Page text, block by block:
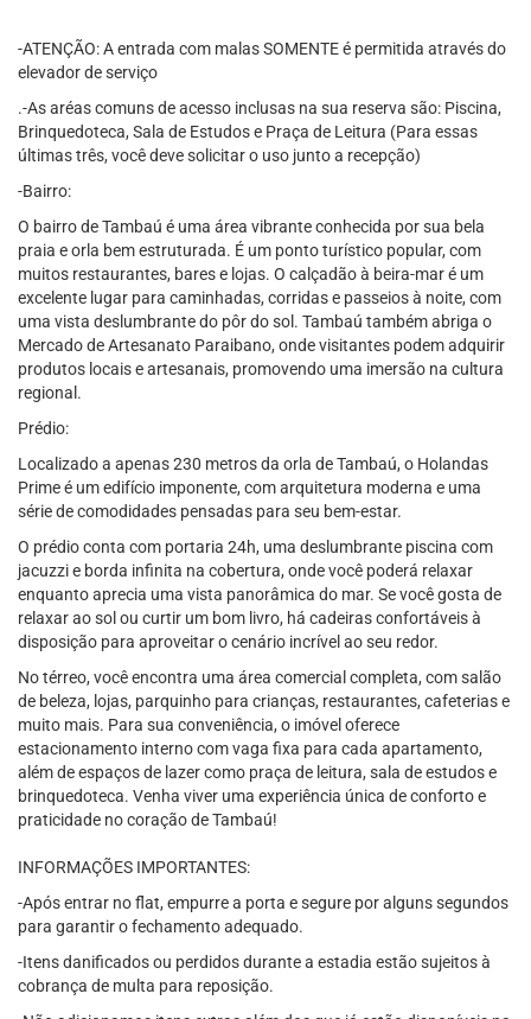
-ATENÇÃO: A entrada com malas SOMENTE é permitida através do
elevador de serviço
.-As aréas comuns de acesso inclusas na sua reserva são: Piscina,
Brinquedoteca, Sala de Estudos e Praça de Leitura (Para essas
últimas três, você deve solicitar o uso junto a recepção)
-Bairro:
O bairro de Tambaú é uma área vibrante conhecida por sua bela
praia e orla bem estruturada. É um ponto turístico popular, com
muitos restaurantes, bares e lojas. O calçadão à beira-mar é um
excelente lugar para caminhadas, corridas e passeios à noite, com
uma vista deslumbrante do pôr do sol. Tambaú também abriga o
Mercado de Artesanato Paraibano, onde visitantes podem adquirir
produtos locais e artesanais, promovendo uma imersão na cultura
regional.
Prédio:
Localizado a apenas 230 metros da orla de Tambaú, o Holandas
Prime é um edifício imponente, com arquitetura moderna e uma
série de comodidades pensadas para seu bem-estar.
O prédio conta com portaria 24h, uma deslumbrante piscina com
jacuzzi e borda infinita na cobertura, onde você poderá relaxar
enquanto aprecia uma vista panorâmica do mar. Se você gosta de
relaxar ao sol ou curtir um bom livro, há cadeiras confortáveis à
disposição para aproveitar o cenário incrível ao seu redor.
No térreo, você encontra uma área comercial completa, com salão
de beleza, lojas, parquinho para crianças, restaurantes, cafeterias e
muito mais. Para sua conveniência, o imóvel oferece
estacionamento interno com vaga fixa para cada apartamento,
além de espaços de lazer como praça de leitura, sala de estudos e
brinquedoteca. Venha viver uma experiência única de conforto e
praticidade no coração de Tambaú!
INFORMAÇÕES IMPORTANTES:
-Após entrar no flat, empurre a porta e segure por alguns segundos
para garantir o fechamento adequado.
-Itens danificados ou perdidos durante a estadia estão sujeitos à
cobrança de multa para reposição.